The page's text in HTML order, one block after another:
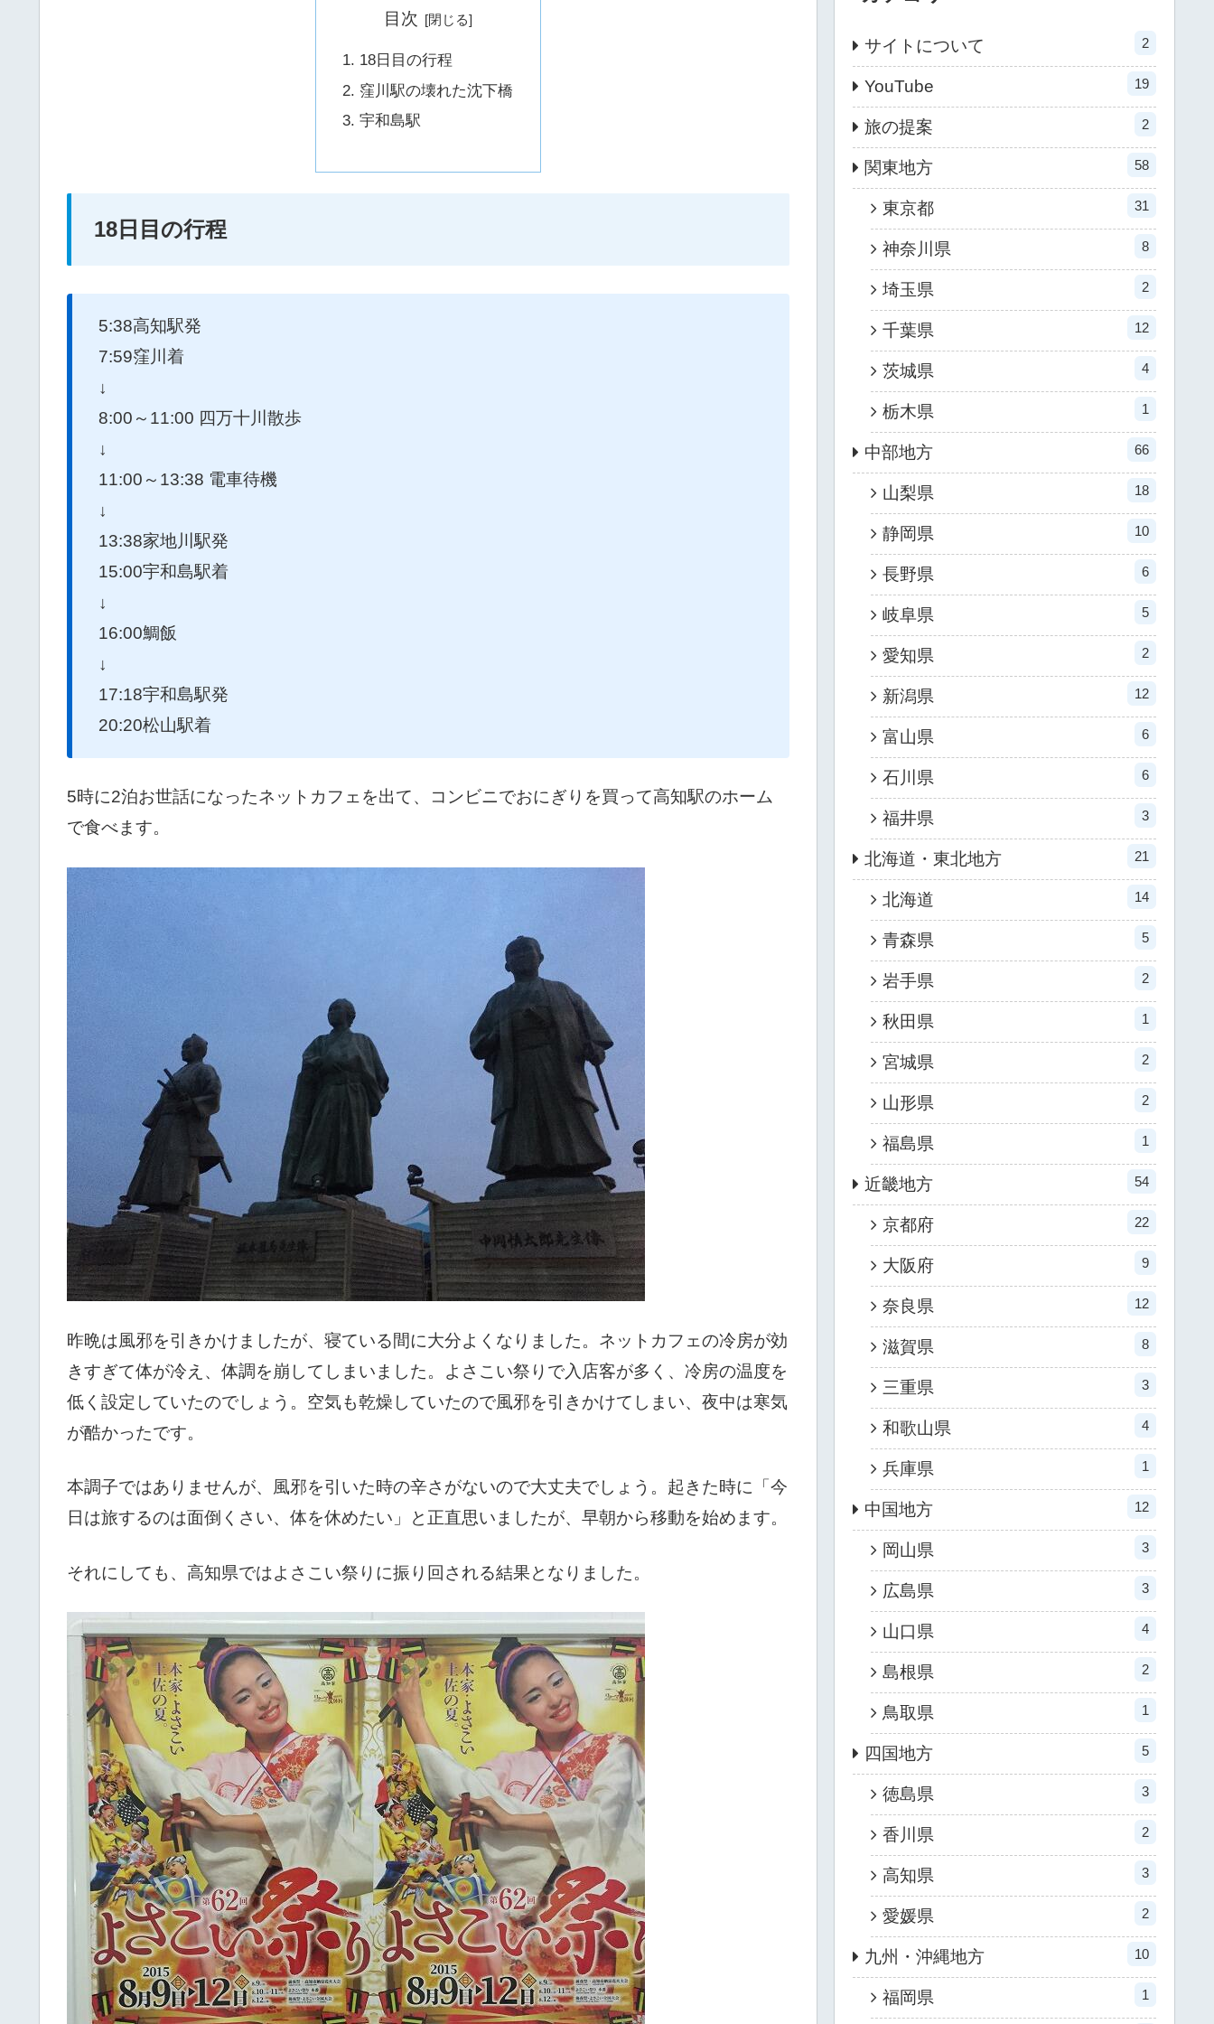
目次
18日目の行程
窪川駅の壊れた沈下橋
宇和島駅
18日目の行程
5:38高知駅発
7:59窪川着
↓
8:00～11:00 四万十川散歩
↓
11:00～13:38 電車待機
↓
13:38家地川駅発
15:00宇和島駅着
↓
16:00鯛飯
↓
17:18宇和島駅発
20:20松山駅着
5時に2泊お世話になったネットカフェを出て、コンビニでおにぎりを買って高知駅のホーム
で食べます。
昨晩は風邪を引きかけましたが、寝ている間に大分よくなりました。ネットカフェの冷房が効
きすぎて体が冷え、体調を崩してしまいました。よさこい祭りで入店客が多く、冷房の温度を
低く設定していたのでしょう。空気も乾燥していたので風邪を引きかけてしまい、夜中は寒気
が酷かったです。
本調子ではありませんが、風邪を引いた時の辛さがないので大丈夫でしょう。起きた時に「今
日は旅するのは面倒くさい、体を休めたい」と正直思いましたが、早朝から移動を始めます。
それにしても、高知県ではよさこい祭りに振り回される結果となりました。
サイトについて 2
YouTube 19
旅の提案 2
関東地方 58
東京都 31
神奈川県 8
埼玉県 2
千葉県 12
茨城県 4
栃木県 1
中部地方 66
山梨県 18
静岡県 10
長野県 6
岐阜県 5
愛知県 2
新潟県 12
富山県 6
石川県 6
福井県 3
北海道・東北地方 21
北海道 14
青森県 5
岩手県 2
秋田県 1
宮城県 2
山形県 2
福島県 1
近畿地方 54
京都府 22
大阪府 9
奈良県 12
滋賀県 8
三重県 3
和歌山県 4
兵庫県 1
中国地方 12
岡山県 3
広島県 3
山口県 4
島根県 2
鳥取県 1
四国地方 5
徳島県 3
香川県 2
高知県 3
愛媛県 2
九州・沖縄地方 10
福岡県 1